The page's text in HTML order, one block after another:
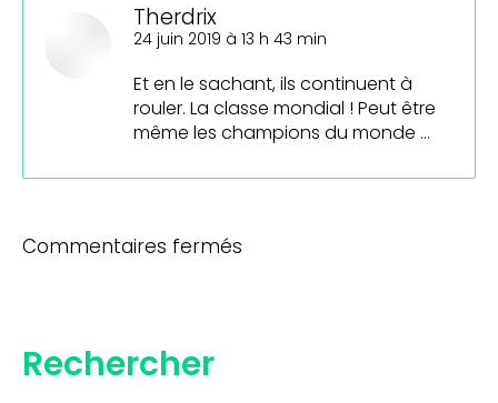
Therdrix
dit
24 juin 2019 à 13 h 43 min
Et en le sachant, ils continuent à
rouler. La classe mondial ! Peut être
même les champions du monde …
Commentaires fermés
Rechercher